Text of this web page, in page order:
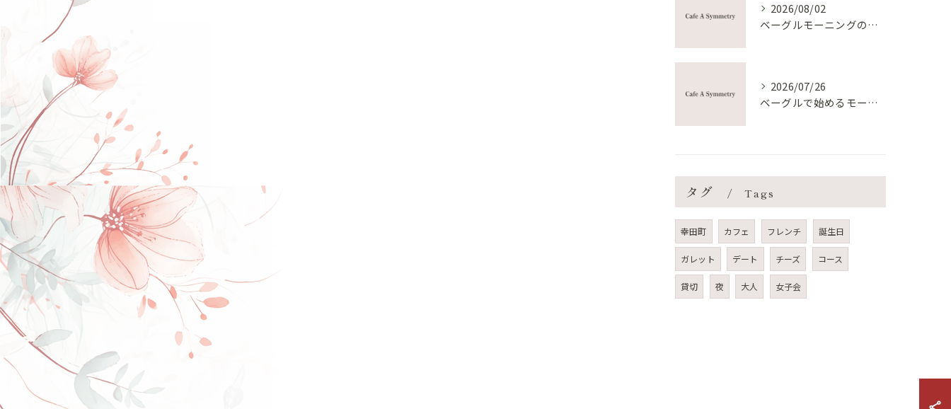
2026/08/02
ベーグルモーニングの作り方と手軽におしゃれ朝食を叶えるコツ
2026/07/26
ベーグルで始めるモーニング趣味と健康朝食の新習慣
タグ Tags
幸田町 カフェ フレンチ 誕生日
ガレット デート チーズ コース
貸切 夜 大人 女子会